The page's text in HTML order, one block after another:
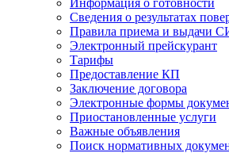
Сведения о результатах
Правила приема и выдачи
Электронный прейскурант
Тарифы
Предоставление КП
Заключение договора
Электронные формы
Приостановленные услуги
Важные объявления
Поиск нормативных